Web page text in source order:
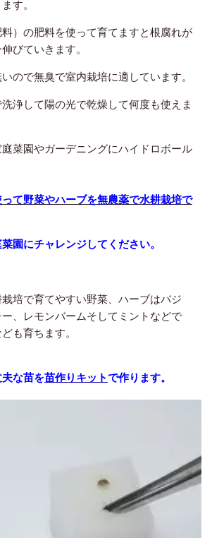
す。
）の肥料を使って育てますと根腐れが
びていきます。
ので無臭で室内栽培に適しています。
浄して陽の光で乾燥して何度も使えま
菜園やガーデニングにハイドロボール
て野菜やハーブを無農薬で水耕栽培で
園にチャレンジしてください。
培で育てやすい野菜、ハーブはバジ
、レモンバームそしてミントなどで
も育ちます。
な苗を苗作りキットで作ります。